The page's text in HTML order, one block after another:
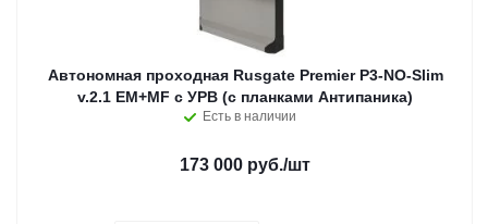
Автономная проходная Rusgate Premier P3-NO-Slim
v.2.1 EM+MF с УРВ (с планками Антипаника)
Есть в наличии
173 000 руб./шт